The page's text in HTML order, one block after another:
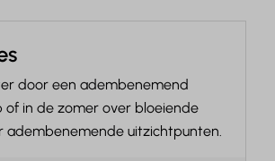
door een adembenemend
of in de zomer over bloeiende
adembenemende uitzichtpunten.